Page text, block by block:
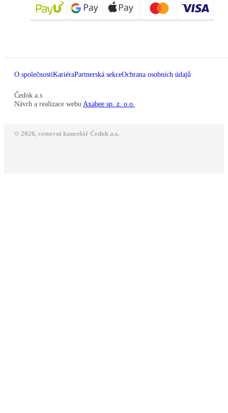
O společnostiKariéraPartnerská sekceOchrana osobních údajů
Čedok a.s
Návrh a realizace webu Axabee sp. z. o.o.
© 2026, cestovní kancelář Čedok a.s.